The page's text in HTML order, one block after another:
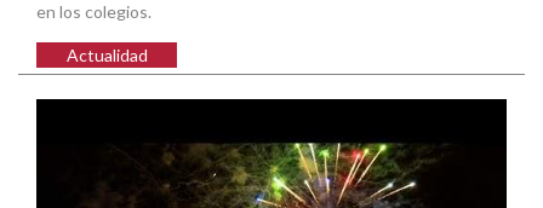
en los colegios.
Actualidad